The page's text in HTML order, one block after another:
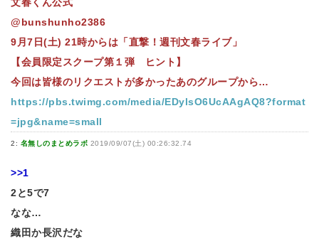
@bunshunho2386
9月7日(土) 21時からは「直撃！週刊文春ライブ」
【会員限定スクープ第１弾 ヒント】
今回は皆様のリクエストが多かったあのグループから…
https://pbs.twimg.com/media/EDylsO6UcAAgAQ8?format
=jpg&name=small
2: 名無しのまとめラボ 2019/09/07(土) 00:26:32.74
>>1
2と5で7
なな…
織田か長沢だな